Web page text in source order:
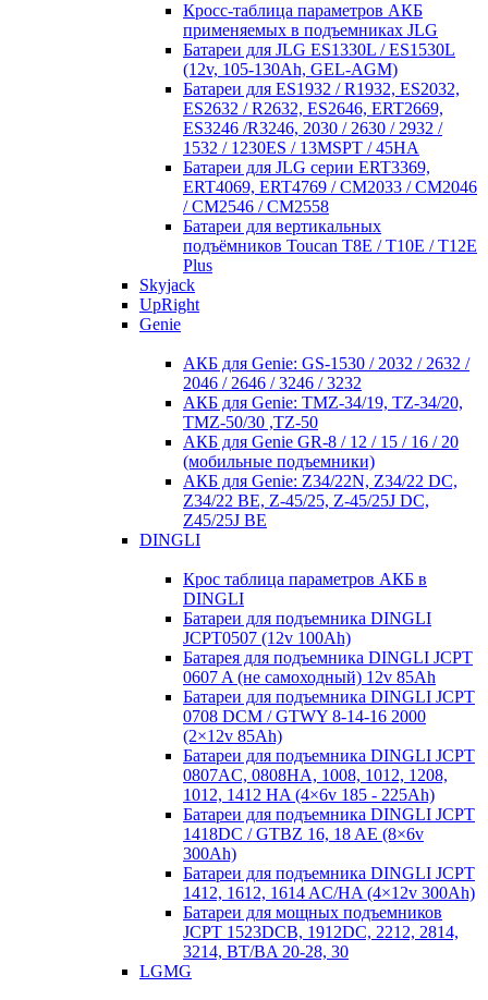
Кросc-таблица параметров АКБ
применяемых в подъемниках JLG
Батареи для JLG ES1330L / ES1530L
(12v, 105-130Ah, GEL-AGM)
Батареи для ES1932 / R1932, ES2032,
ES2632 / R2632, ES2646, ERT2669,
ES3246 /R3246, 2030 / 2630 / 2932 /
1532 / 1230ES / 13MSPT / 45HA
Батареи для JLG серии ERT3369,
ERT4069, ERT4769 / CM2033 / CM2046
/ CM2546 / CM2558
Батареи для вертикальных
подъёмников Toucan T8E / T10E / T12E
Plus
Skyjack
UpRight
Genie
АКБ для Genie: GS-1530 / 2032 / 2632 /
2046 / 2646 / 3246 / 3232
АКБ для Genie: TMZ-34/19, TZ-34/20,
TMZ-50/30 ,TZ-50
АКБ для Genie GR-8 / 12 / 15 / 16 / 20
(мобильные подъемники)
АКБ для Genie: Z34/22N, Z34/22 DC,
Z34/22 BE, Z-45/25, Z-45/25J DC,
Z45/25J BE
DINGLI
Крос таблица параметров АКБ в
DINGLI
Батареи для подъемника DINGLI
JCPT0507 (12v 100Ah)
Батарея для подъемника DINGLI JCPT
0607 A (не самоходный) 12v 85Ah
Батареи для подъемника DINGLI JCPT
0708 DCM / GTWY 8-14-16 2000
(2×12v 85Ah)
Батареи для подъемника DINGLI JCPT
0807AC, 0808HA, 1008, 1012, 1208,
1012, 1412 HA (4×6v 185 - 225Ah)
Батареи для подъемника DINGLI JCPT
1418DC / GTBZ 16, 18 AE (8×6v
300Ah)
Батареи для подъемника DINGLI JCPT
1412, 1612, 1614 AC/HA (4×12v 300Ah)
Батареи для мощных подъемников
JCPT 1523DCB, 1912DC, 2212, 2814,
3214, BT/BA 20-28, 30
LGMG